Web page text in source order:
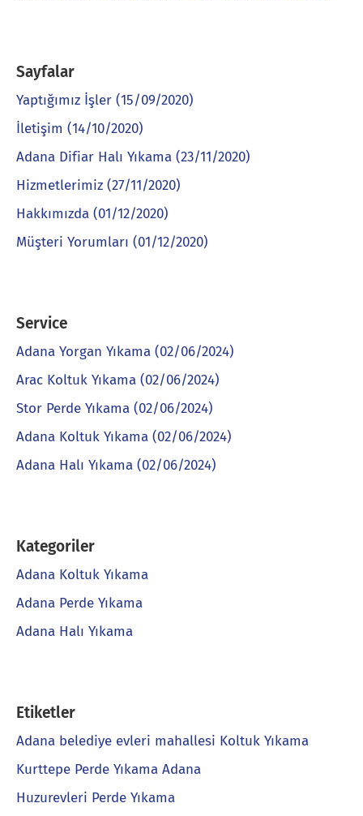
Sayfalar
Yaptığımız İşler (15/09/2020)
İletişim (14/10/2020)
Adana Difiar Halı Yıkama (23/11/2020)
Hizmetlerimiz (27/11/2020)
Hakkımızda (01/12/2020)
Müşteri Yorumları (01/12/2020)
Service
Adana Yorgan Yıkama (02/06/2024)
Arac Koltuk Yıkama (02/06/2024)
Stor Perde Yıkama (02/06/2024)
Adana Koltuk Yıkama (02/06/2024)
Adana Halı Yıkama (02/06/2024)
Kategoriler
Adana Koltuk Yıkama
Adana Perde Yıkama
Adana Halı Yıkama
Etiketler
Adana belediye evleri mahallesi Koltuk Yıkama
Kurttepe Perde Yıkama Adana
Huzurevleri Perde Yıkama